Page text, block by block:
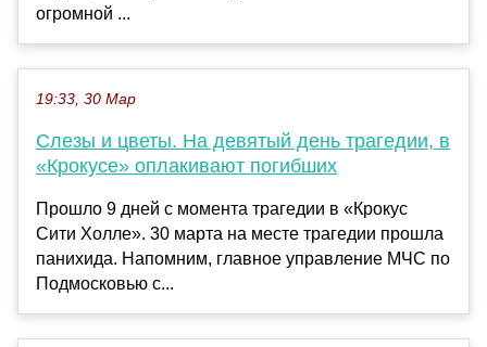
огромной ...
19:33, 30 Мар
Слезы и цветы. На девятый день трагедии, в
«Крокусе» оплакивают погибших
Прошло 9 дней с момента трагедии в «Крокус
Сити Холле». 30 марта на месте трагедии прошла
панихида. Напомним, главное управление МЧС по
Подмосковью с...